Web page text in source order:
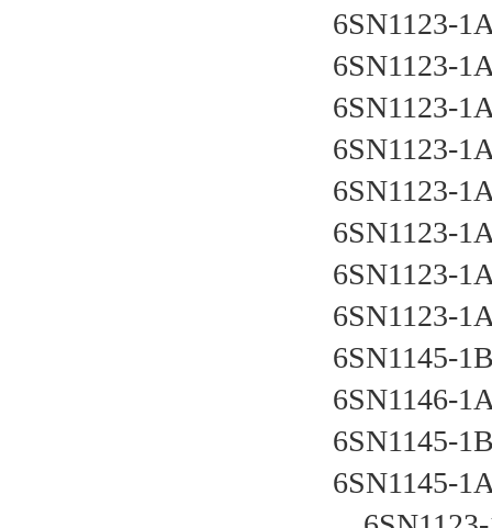
6SN1123-
6SN1123-
6SN1123-
6SN1123-
6SN1123-
6SN1123-
6SN1123-
6SN1123-
6SN1145-
6SN1146-
6SN1145-
6SN1145-